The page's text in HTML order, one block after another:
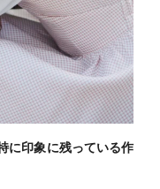
に印象に残っている作